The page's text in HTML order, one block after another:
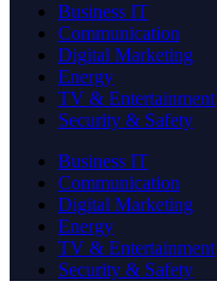
Business IT
Communication
Digital Marketing
Energy
TV & Entertainment
Security & Safety
Business IT
Communication
Digital Marketing
Energy
TV & Entertainment
Security & Safety